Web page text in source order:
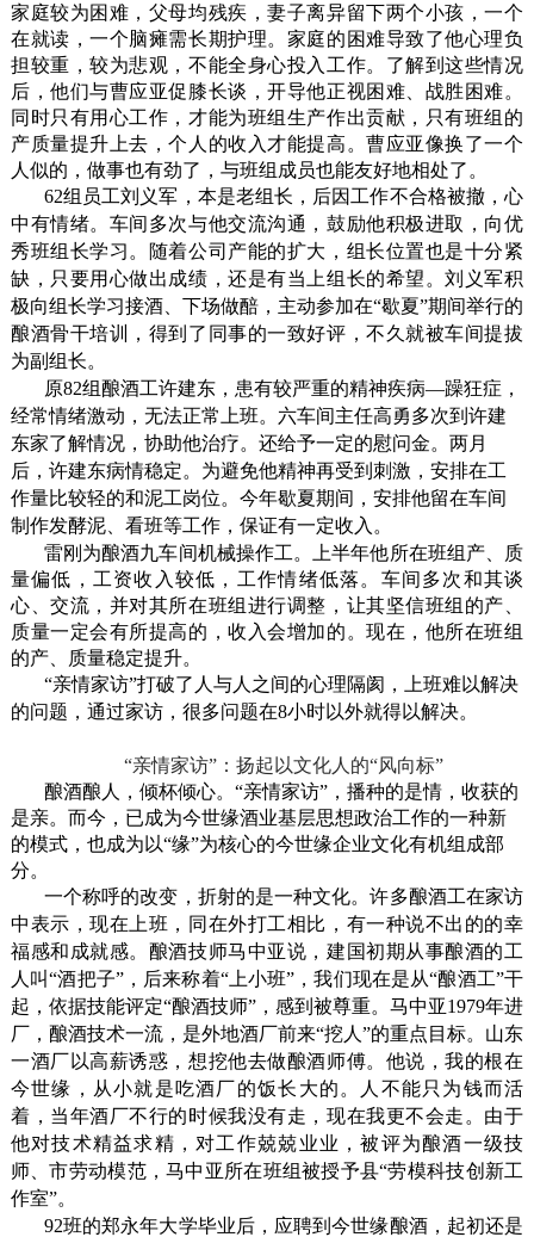
家庭较为困难，父母均残疾，妻子离异留下两个小孩，一个
在就读，一个脑瘫需长期护理。家庭的困难导致了他心理负
担较重，较为悲观，不能全身心投入工作。了解到这些情况
后，他们与曹应亚促膝长谈，开导他正视困难、战胜困难。
同时只有用心工作，才能为班组生产作出贡献，只有班组的
产质量提升上去，个人的收入才能提高。曹应亚像换了一个
人似的，做事也有劲了，与班组成员也能友好地相处了。
62组员工刘义军，本是老组长，后因工作不合格被撤，心
中有情绪。车间多次与他交流沟通，鼓励他积极进取，向优
秀班组长学习。随着公司产能的扩大，组长位置也是十分紧
缺，只要用心做出成绩，还是有当上组长的希望。刘义军积
极向组长学习接酒、下场做醅，主动参加在“歇夏”期间举行的
酿酒骨干培训，得到了同事的一致好评，不久就被车间提拔
为副组长。
原82组酿酒工许建东，患有较严重的精神疾病—躁狂症，
经常情绪激动，无法正常上班。六车间主任高勇多次到许建
东家了解情况，协助他治疗。还给予一定的慰问金。两月
后，许建东病情稳定。为避免他精神再受到刺激，安排在工
作量比较轻的和泥工岗位。今年歇夏期间，安排他留在车间
制作发酵泥、看班等工作，保证有一定收入。
雷刚为酿酒九车间机械操作工。上半年他所在班组产、质
量偏低，工资收入较低，工作情绪低落。车间多次和其谈
心、交流，并对其所在班组进行调整，让其坚信班组的产、
质量一定会有所提高的，收入会增加的。现在，他所在班组
的产、质量稳定提升。
“亲情家访”打破了人与人之间的心理隔阂，上班难以解决
的问题，通过家访，很多问题在8小时以外就得以解决。
“亲情家访”：扬起以文化人的“风向标”
酿酒酿人，倾杯倾心。“亲情家访”，播种的是情，收获的
是亲。而今，已成为今世缘酒业基层思想政治工作的一种新
的模式，也成为以“缘”为核心的今世缘企业文化有机组成部
分。
一个称呼的改变，折射的是一种文化。许多酿酒工在家访
中表示，现在上班，同在外打工相比，有一种说不出的的幸
福感和成就感。酿酒技师马中亚说，建国初期从事酿酒的工
人叫“酒把子”，后来称着“上小班”，我们现在是从“酿酒工”干
起，依据技能评定“酿酒技师”，感到被尊重。马中亚1979年进
厂，酿酒技术一流，是外地酒厂前来“挖人”的重点目标。山东
一酒厂以高薪诱惑，想挖他去做酿酒师傅。他说，我的根在
今世缘，从小就是吃酒厂的饭长大的。人不能只为钱而活
着，当年酒厂不行的时候我没有走，现在我更不会走。由于
他对技术精益求精，对工作兢兢业业，被评为酿酒一级技
师、市劳动模范，马中亚所在班组被授予县“劳模科技创新工
作室”。
92班的郑永年大学毕业后，应聘到今世缘酿酒，起初还是